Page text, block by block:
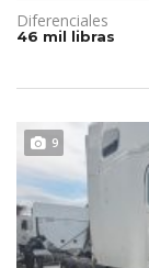
Diferenciales
46 mil libras
9